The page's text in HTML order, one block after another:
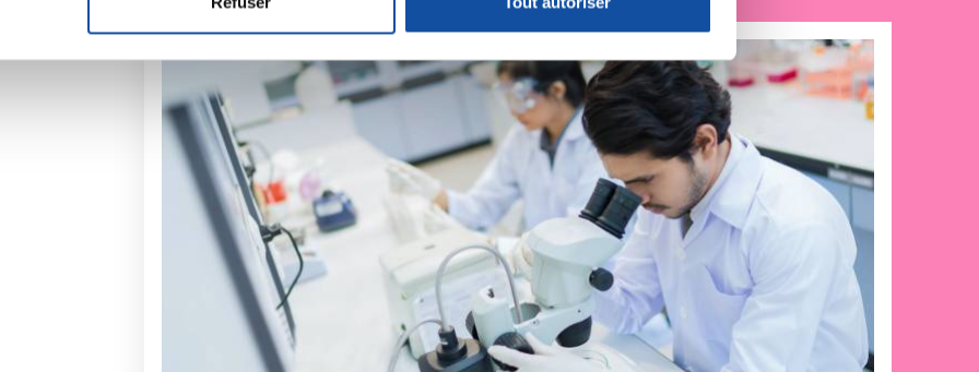
de publicité et d'analyse, qui peuvent combiner celles-ci avec d'autres informations que
ont collectées lors de votre utilisation de leurs services.